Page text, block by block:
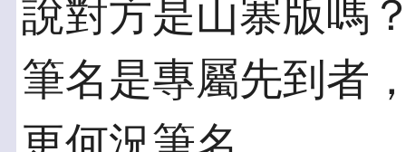
說對方是山寨版嗎
筆名是專屬先到者